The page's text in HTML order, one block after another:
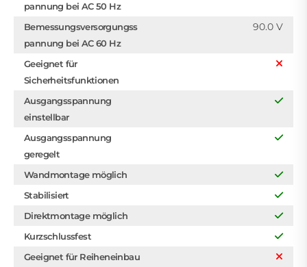
pannung bei AC 50 Hz
Bemessungsversorgungss
pannung bei AC 60 Hz
90.0 V
Geeignet für
Sicherheitsfunktionen
Ausgangsspannung
einstellbar
Ausgangsspannung
geregelt
Wandmontage möglich
Stabilisiert
Direktmontage möglich
Kurzschlussfest
Geeignet für Reiheneinbau